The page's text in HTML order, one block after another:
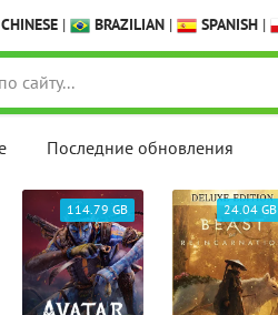
CHINESE | BRAZILIAN | SPANISH |
Последние обновления
114.79 GB 24.04 GB